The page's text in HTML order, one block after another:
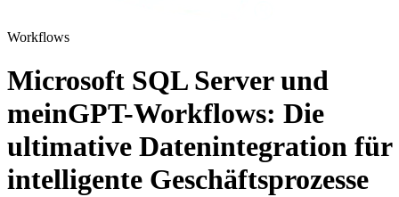
Workflows
Microsoft SQL Server und
meinGPT-Workflows: Die
ultimative Datenintegration für
intelligente Geschäftsprozesse